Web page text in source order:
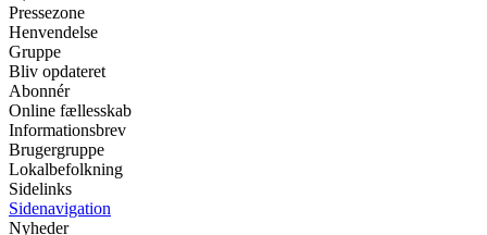
Pressezone
Henvendelse
Gruppe
Bliv opdateret
Abonnér
Online fællesskab
Informationsbrev
Brugergruppe
Lokalbefolkning
Sidelinks
Sidenavigation
Nyheder